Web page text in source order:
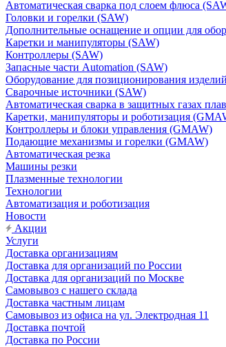
Автоматическая сварка под слоем флюса
Головки и горелки (SAW)
Дополнительные оснащение и опции для
Каретки и манипуляторы (SAW)
Контроллеры (SAW)
Запасные части Automation (SAW)
Оборудование для позиционирования изделий
Сварочные источники (SAW)
Автоматическая сварка в защитных газах
Каретки, манипуляторы и роботизация
Контроллеры и блоки управления (GMAW)
Подающие механизмы и горелки (GMAW)
Автоматическая резка
Машины резки
Плазменные технологии
Технологии
Автоматизация и роботизация
Новости
Акции
Услуги
Доставка организациям
Доставка для организаций по России
Доставка для организаций по Москве
Самовывоз с нашего склада
Доставка частным лицам
Самовывоз из офиса на ул. Электродная 11
Доставка почтой
Доставка по России